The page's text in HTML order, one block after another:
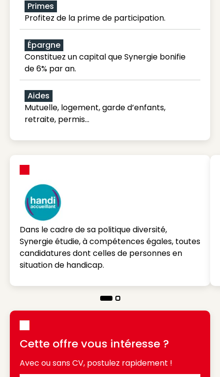
Primes
Profitez de la prime de participation.
Épargne
Constituez un capital que Synergie bonifie
de 6% par an.
Aides
Mutuelle, logement, garde d’enfants,
retraite, permis…
Dans le cadre de sa politique diversité,
Synergie étudie, à compétences égales, toutes
candidatures dont celles de personnes en
situation de handicap.
Cette offre vous intéresse ?
Avec ou sans CV, postulez rapidement !